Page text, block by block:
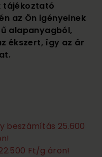
tájékoztató
az Ön igényeinek
alapanyagból,
ékszert, így az ár
beszámítás 25.600
Ft/g áron!